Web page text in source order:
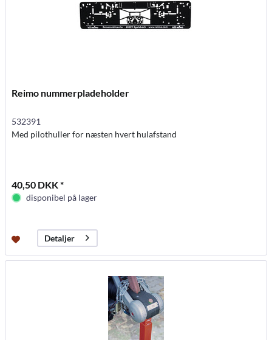
Reimo nummerpladeholder
532391
Med pilothuller for næsten hvert hulafstand
40,50 DKK *
disponibel på lager
Detaljer